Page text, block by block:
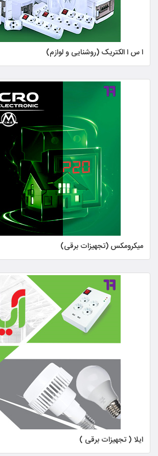
ا س ا الکتریک (روشنایی و لوازم)
میکرومکس (تجهیزات برقی)
ایلا ( تجهیزات برقی )